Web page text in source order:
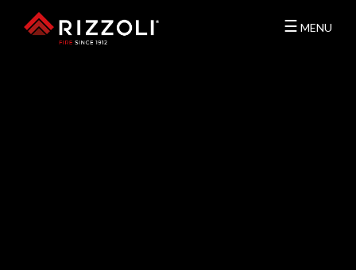
☰ MENU